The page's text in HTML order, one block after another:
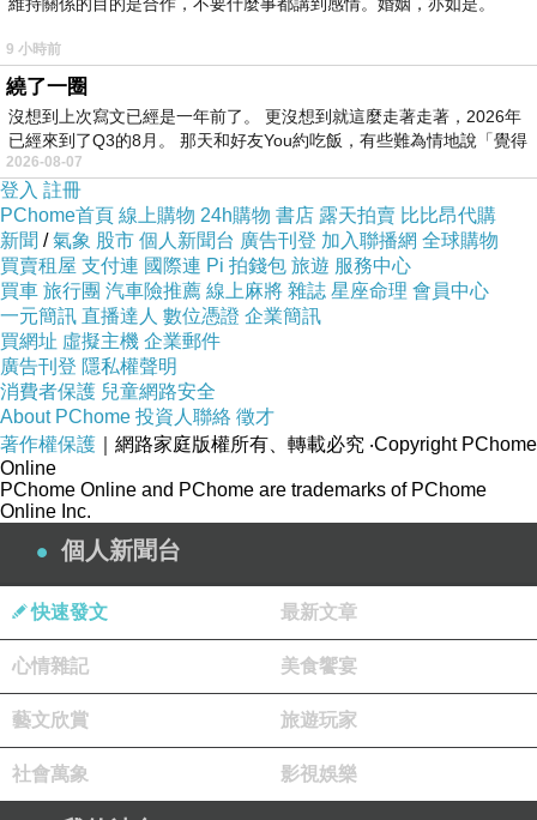
9 小時前
繞了一圈
沒想到上次寫文已經是一年前了。 更沒想到就這麼走著走著，2026年
已經來到了Q3的8月。 那天和好友You約吃飯，有些難為情地說「覺得
2026-08-07
登入 註冊
PChome首頁 線上購物 24h購物 書店 露天拍賣 比比昂代購
新聞 /氣象 股市 個人新聞台 廣告刊登 加入聯播網 全球購物
買賣租屋 支付連 國際連 Pi 拍錢包 旅遊 服務中心
買車 旅行團 汽車險推薦 線上麻將 雜誌 星座命理 會員中心
一元簡訊 直播達人 數位憑證 企業簡訊
買網址 虛擬主機 企業郵件
廣告刊登 隱私權聲明
消費者保護 兒童網路安全
About PChome 投資人聯絡 徵才
著作權保護 ｜網路家庭版權所有、轉載必究 ‧Copyright PChome
Online
PChome Online and PChome are trademarks of PChome
Online Inc.
個人新聞台
快速發文 最新文章
心情雜記 美食饗宴
藝文欣賞 旅遊玩家
社會萬象 影視娛樂